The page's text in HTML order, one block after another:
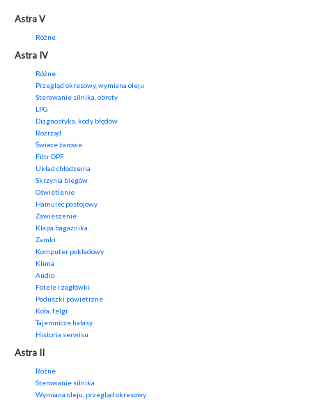
Astra V
Różne
Astra IV
Różne
Przegląd okresowy, wymiana oleju
Sterowanie silnika, obroty
LPG
Diagnostyka, kody błędów
Rozrząd
Świece żarowe
Filtr DPF
Układ chłodzenia
Skrzynia biegów
Oświetlenie
Hamulec postojowy
Zawieszenie
Klapa bagażnika
Zamki
Komputer pokładowy
Klima
Audio
Fotele i zagłówki
Poduszki powietrzne
Koła, felgi
Tajemnicze hałasy
Historia serwisu
Astra II
Różne
Sterowanie silnika
Wymiana oleju, przegląd okresowy